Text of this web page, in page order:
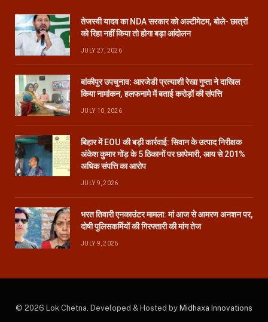
तेजस्वी यादव का NDA सरकार को अल्टीमेटम, बोले- छात्रों
को रिहा नहीं किया तो होगा बड़ा आंदोलन
JULY 27, 2026
बांकीपुर उपचुनाव: आरजेडी प्रत्याशी रेखा गुप्ता ने दाखिल
किया नामांकन, हलफनामे में बताई करोड़ों की संपत्ति
JULY 10, 2026
बिहार में EOU की बड़ी कार्रवाई: सिवान के उत्पाद निरीक्षक
अंकेश कुमार गोंड़ के 5 ठिकानों पर छापेमारी, आय से 201%
अधिक संपत्ति का आरोप
JULY 9, 2026
भरत तिवारी एनकाउंटर मामला: मां आज से आमरण अनशन पर,
दोषी पुलिसकर्मियों की गिरफ्तारी की मांग तेज
JULY 9, 2026
© 2026 Lok Chetna. Developed & Hosted by Midhaxa Innovations